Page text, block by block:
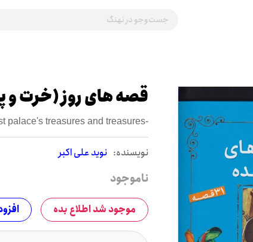
قصه های روز (خرت
palace's treasures and treasures-
نويسنده: نوید علی اکبر
ناموجود
موجود شد اطلاع بده